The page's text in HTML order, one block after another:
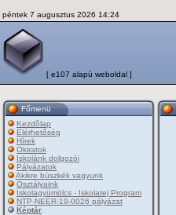
péntek 7 augusztus 2026 14:24
[ e107 alapú weboldal ]
Főmenü
Kezdõlap
Elérhetőség
Hírek
Okiratok
Iskolánk dolgozói
Pályázatok
Akikre büszkék vagyunk
Osztályaink
Iskolagyümölcs - Iskolatej Program
NTP-NEER-19-0026 pályázat
Képtár